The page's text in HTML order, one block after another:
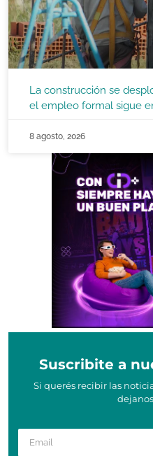
La construcción se
el empleo formal sigue
8 agosto, 2026
Suscribite a
Si querés recibir las